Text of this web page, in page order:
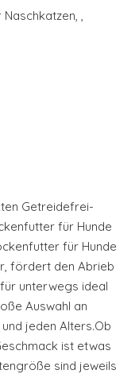
Naschkatzen, ,
Getreidefrei-
für Hunde
für Hunde
fördert den Abrieb
unterwegs ideal
Auswahl an
jeden Alters.Ob
ist etwas
sind jeweils